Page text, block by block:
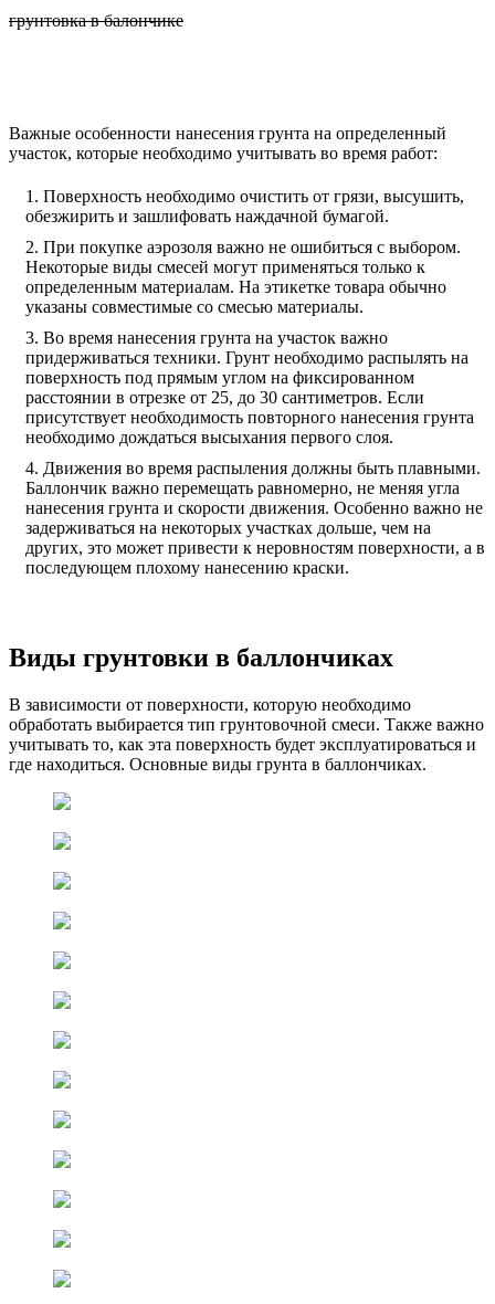
грунтовка в балончике
Важные особенности нанесения грунта на определенный
участок, которые необходимо учитывать во время работ:
Поверхность необходимо очистить от грязи, высушить,
обезжирить и зашлифовать наждачной бумагой.
При покупке аэрозоля важно не ошибиться с выбором.
Некоторые виды смесей могут применяться только к
определенным материалам. На этикетке товара обычно
указаны совместимые со смесью материалы.
Во время нанесения грунта на участок важно
придерживаться техники. Грунт необходимо распылять на
поверхность под прямым углом на фиксированном
расстоянии в отрезке от 25, до 30 сантиметров. Если
присутствует необходимость повторного нанесения грунта
необходимо дождаться высыхания первого слоя.
Движения во время распыления должны быть плавными.
Баллончик важно перемещать равномерно, не меняя угла
нанесения грунта и скорости движения. Особенно важно не
задерживаться на некоторых участках дольше, чем на
других, это может привести к неровностям поверхности, а в
последующем плохому нанесению краски.
Виды грунтовки в баллончиках
В зависимости от поверхности, которую необходимо
обработать выбирается тип грунтовочной смеси. Также важно
учитывать то, как эта поверхность будет эксплуатироваться и
где находиться. Основные виды грунта в баллончиках.